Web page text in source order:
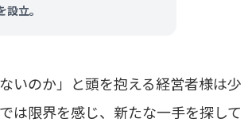
立。
いのか」と頭を抱える経営者様は少
は限界を感じ、新たな一手を探して